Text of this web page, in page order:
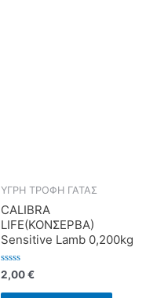
ΥΓΡΗ ΤΡΟΦΗ ΓΑΤΑΣ
CALIBRA
LIFE(ΚΟΝΣΕΡΒΑ)
Sensitive Lamb 0,200kg
Rated
0
out
2,00€